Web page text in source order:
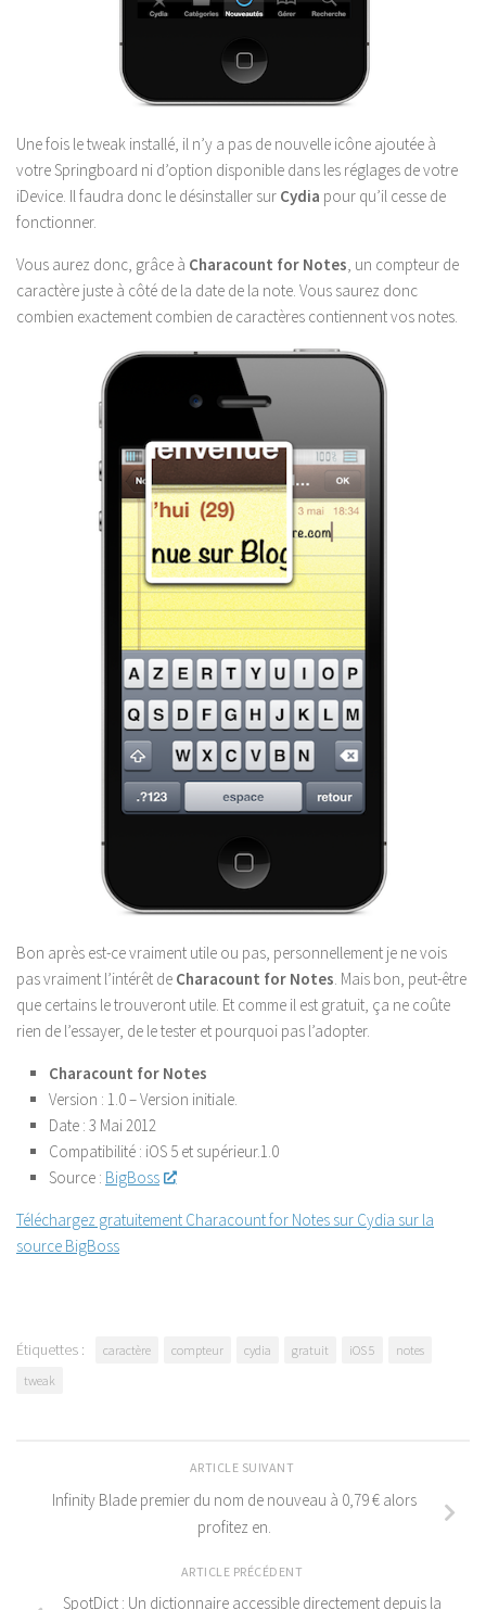
Une fois le tweak installé, il n’y a pas de nouvelle icône ajoutée à
votre Springboard ni d’option disponible dans les réglages de votre
iDevice. Il faudra donc le désinstaller sur Cydia pour qu’il cesse de
fonctionner.
Vous aurez donc, grâce à Characount for Notes, un compteur de
caractère juste à côté de la date de la note. Vous saurez donc
combien exactement combien de caractères contiennent vos notes.
Bon après est-ce vraiment utile ou pas, personnellement je ne vois
pas vraiment l’intérêt de Characount for Notes. Mais bon, peut-être
que certains le trouveront utile. Et comme il est gratuit, ça ne coûte
rien de l’essayer, de le tester et pourquoi pas l’adopter.
Characount for Notes
Version : 1.0 – Version initiale.
Date : 3 Mai 2012
Compatibilité : iOS 5 et supérieur.1.0
Source : BigBoss
Téléchargez gratuitement Characount for Notes sur Cydia sur la
source BigBoss
Étiquettes : caractère compteur cydia gratuit iOS 5
notes
tweak
ARTICLE SUIVANT
Infinity Blade premier du nom de nouveau à 0,79 € alors
profitez en.
ARTICLE PRÉCÉDENT
SpotDict : Un dictionnaire accessible directement depuis la